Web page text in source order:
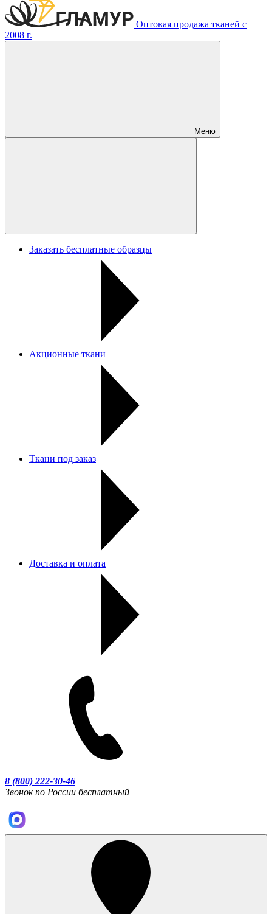
Оптовая продажа тканей с
2008 г.
Меню
Заказать бесплатные образцы
Акционные ткани
Ткани под заказ
Доставка и оплата
8 (800) 222-30-46
Звонок по России бесплатный